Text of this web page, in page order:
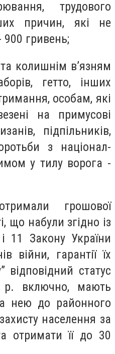
трудового
причин, які не
900 гривень;
колишнім в’язням
гетто, інших
особам, які
на примусові
підпільників,
з націонал-
у тилу ворога -
грошової
що набули згідно із
11 Закону України
війни, гарантії їх
відповідний статус
включно, мають
нею до районного
населення за
отримати її до 30